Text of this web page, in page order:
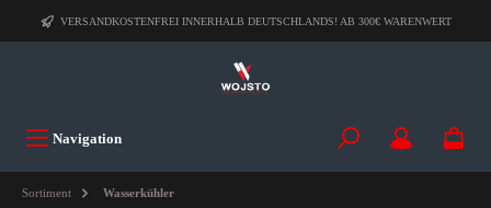
VERSANDKOSTENFREI INNERHALB DEUTSCHLANDS! AB 300€ WARENWERT
Navigation
Sortiment Wasserkühler